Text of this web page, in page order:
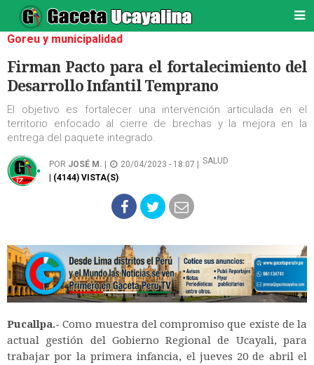
Goreu y municipalidad
Firman Pacto para el fortalecimiento del
Desarrollo Infantil Temprano
El objetivo es fortalecer una intervención articulada en el
territorio enfocado al cierre de brechas y la mejora en la
entrega del paquete integrado.
POR JOSÉ M. 20/04/2023 - 18:07 |
SALUD
| (4144) VISTA(S)
Pucallpa.- Como muestra del compromiso que existe de la
actual gestión del Gobierno Regional de Ucayali, para
trabajar por la primera infancia, el jueves 20 de abril el